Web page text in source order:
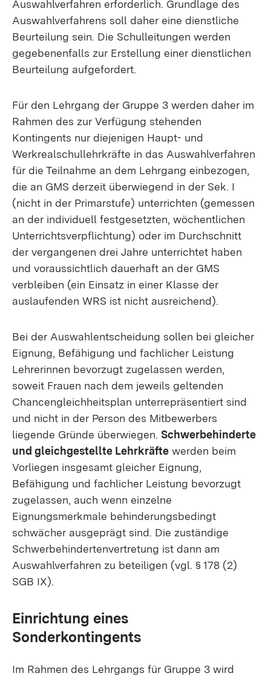
Auswahlverfahren erforderlich. Grundlage des
Auswahlverfahrens soll daher eine dienstliche
Beurteilung sein. Die Schulleitungen werden
gegebenenfalls zur Erstellung einer dienstlichen
Beurteilung aufgefordert.
Für den Lehrgang der Gruppe 3 werden daher im
Rahmen des zur Verfügung stehenden
Kontingents nur diejenigen Haupt- und
Werkrealschullehrkräfte in das Auswahlverfahren
für die Teilnahme an dem Lehrgang einbezogen,
die an GMS derzeit überwiegend in der Sek. I
(nicht in der Primarstufe) unterrichten (gemessen
an der individuell festgesetzten, wöchentlichen
Unterrichtsverpflichtung) oder im Durchschnitt
der vergangenen drei Jahre unterrichtet haben
und voraussichtlich dauerhaft an der GMS
verbleiben (ein Einsatz in einer Klasse der
auslaufenden WRS ist nicht ausreichend).
Bei der Auswahlentscheidung sollen bei gleicher
Eignung, Befähigung und fachlicher Leistung
Lehrerinnen bevorzugt zugelassen werden,
soweit Frauen nach dem jeweils geltenden
Chancengleichheitsplan unterrepräsentiert sind
und nicht in der Person des Mitbewerbers
liegende Gründe überwiegen. Schwerbehinderte
und gleichgestellte Lehrkräfte werden beim
Vorliegen insgesamt gleicher Eignung,
Befähigung und fachlicher Leistung bevorzugt
zugelassen, auch wenn einzelne
Eignungsmerkmale behinderungsbedingt
schwächer ausgeprägt sind. Die zuständige
Schwerbehindertenvertretung ist dann am
Auswahlverfahren zu beteiligen (vgl. § 178 (2)
SGB IX).
Einrichtung eines
Sonderkontingents
Im Rahmen des Lehrgangs für Gruppe 3 wird